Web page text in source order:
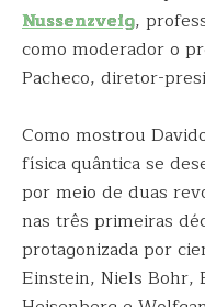
Nussenzveig,
como moderador o
Pacheco, diretor-
Como mostrou
física quântica se
por meio de duas
nas três primeiras
protagonizada por
Einstein, Niels Bohr,